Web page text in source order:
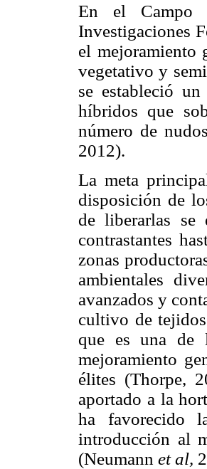
En el Campo
Investigaciones
el mejoramiento
vegetativo y
se estableció
híbridos que
número de
2012).
La meta
disposición de
de liberarlas se
contrastantes
zonas
ambientales
avanzados y
cultivo de
que es una de
mejoramiento
élites (Thorpe,
aportado a la
ha favorecido
introducción al
(Neumann et al,